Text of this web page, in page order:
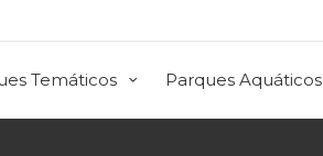
Temáticos Parques Aquáticos